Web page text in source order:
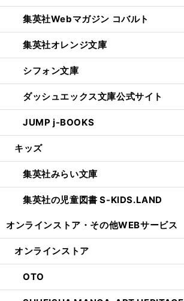
集英社Webマガジン コバルト
集英社オレンジ文庫
シフォン文庫
ダッシュエックス文庫公式サイト
JUMP j-BOOKS
キッズ
集英社みらい文庫
集英社の児童図書 S-KIDS.LAND
オンラインストア・ その他WEBサービス
オンラインストア
OTO